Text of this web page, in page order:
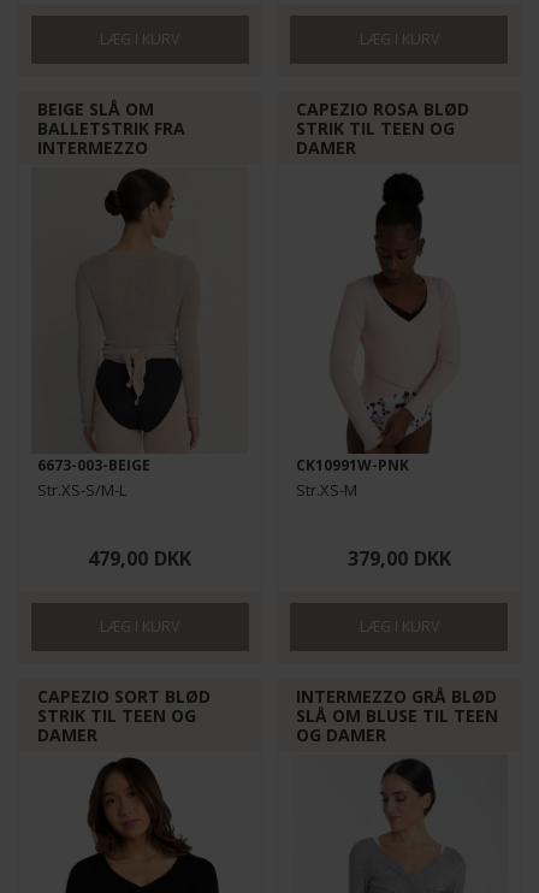
BEIGE SLÅ OM
BALLETSTRIK FRA
INTERMEZZO
6673-003-BEIGE
Str.XS-S/M-L
479,00 DKK
CAPEZIO ROSA BLØD
STRIK TIL TEEN OG
DAMER
CK10991W-PNK
Str.XS-M
379,00 DKK
CAPEZIO SORT BLØD
STRIK TIL TEEN OG
DAMER
INTERMEZZO GRÅ BLØD
SLÅ OM BLUSE TIL TEEN
OG DAMER